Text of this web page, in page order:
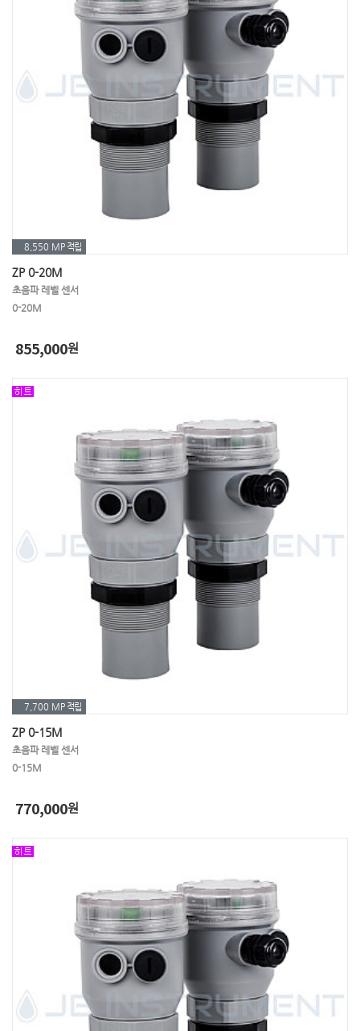
8,550 MP 적립
ZP 0-20M
초음파 레벨 센서
0-20M
855,000원
7,700 MP 적립
ZP 0-15M
초음파 레벨 센서
0-15M
770,000원